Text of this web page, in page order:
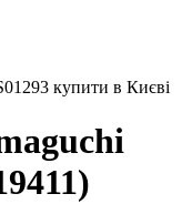
купити в Києві